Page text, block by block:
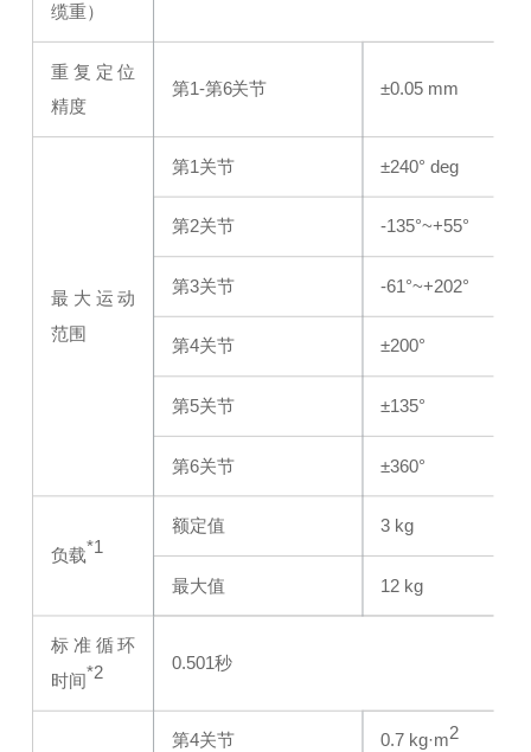
缆重）
重复定位
精度
第1-第6关节 ±0.05 mm
最大运动
范围
第1关节 ±240° deg
第2关节 -135°~+55°
第3关节 -61°~+202°
第4关节 ±200°
第5关节 ±135°
第6关节 ±360°
负载*1
额定值 3 kg
最大值 12 kg
标准循环
时间*2 0.501秒
第4关节 0.7 kg·m2